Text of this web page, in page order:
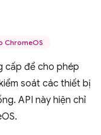
ChromeOS
cấp để cho phép
soát các thiết bị
API này hiện chỉ